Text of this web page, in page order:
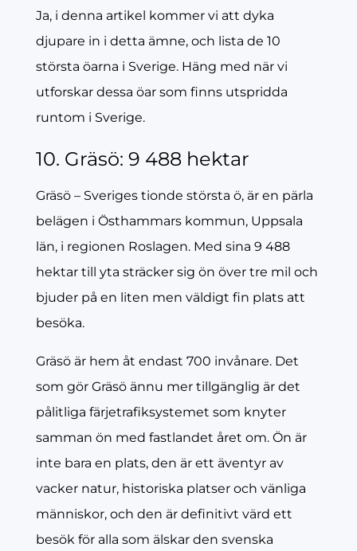
Ja, i denna artikel kommer vi att dyka
djupare in i detta ämne, och lista de 10
största öarna i Sverige. Häng med när vi
utforskar dessa öar som finns utspridda
runtom i Sverige.
10. Gräsö: 9 488 hektar
Gräsö – Sveriges tionde största ö, är en pärla
belägen i Östhammars kommun, Uppsala
län, i regionen Roslagen. Med sina 9 488
hektar till yta sträcker sig ön över tre mil och
bjuder på en liten men väldigt fin plats att
besöka.
Gräsö är hem åt endast 700 invånare. Det
som gör Gräsö ännu mer tillgänglig är det
pålitliga färjetrafiksystemet som knyter
samman ön med fastlandet året om. Ön är
inte bara en plats, den är ett äventyr av
vacker natur, historiska platser och vänliga
människor, och den är definitivt värd ett
besök för alla som älskar den svenska